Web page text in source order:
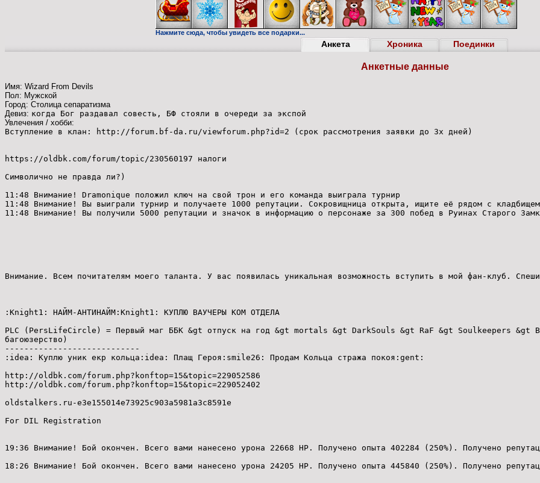
Нажмите сюда, чтобы увидеть все подарки...
Анкета Хроника Поединки
Анкетные данные
Имя: Wizard From Devils
Пол: Мужской
Город: Столица сепаратизма
Девиз: когда Бог раздавал совесть, БФ стояли в очереди за экспой
Увлечения / хобби:
Вступление в клан: http://forum.bf-da.ru/viewforum.php?id=2 (срок рассмотрения заявки до 3х дней)
https://oldbk.com/forum/topic/230560197 налоги
Символично не правда ли?)
11:48 Внимание! Dramonique положил ключ на свой трон и его команда выиграла турнир
11:48 Внимание! Вы выиграли турнир и получаете 1000 репутации. Сокровищница открыта, ищите её рядом с
11:48 Внимание! Вы получили 5000 репутации и значок в информацию о персонаже за 300 побед в Руинах Старого
Внимание. Всем почитателям моего таланта. У вас появилась уникальная возможность вступить в мой фан-клуб.
:Knight1: НАЙМ-АНТИНАЙМ:Knight1: КУПЛЮ ВАУЧЕРЫ КОМ ОТДЕЛА
PLC (PersLifeCircle) = Первый маг ББК &gt отпуск на год &gt mortals &gt DarkSouls &gt RaF &gt Soulkeepers &gt
багоюзерство)
----------------------------
:idea: Куплю уник екр кольца:idea: Плащ Героя:smile26: Продам Кольца стража покоя:gent:
http://oldbk.com/forum.php?konftop=15&topic=229052586
http://oldbk.com/forum.php?konftop=15&topic=229052402
oldstalkers.ru-e3e155014e73925c903a5981a3c8591e
For DIL Registration
19:36 Внимание! Бой окончен. Всего вами нанесено урона 22668 HP. Получено опыта 402284 (250%). Получено
18:26 Внимание! Бой окончен. Всего вами нанесено урона 24205 HP. Получено опыта 445840 (250%). Получено